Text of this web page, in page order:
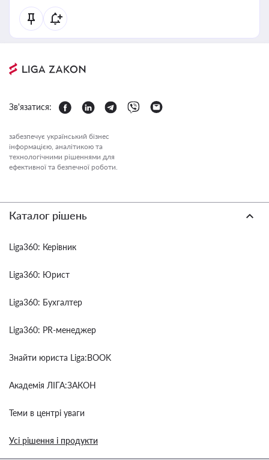
Зв'язатися:
забезпечує український бізнес
інформацією, аналітикою та
технологічними рішеннями для
ефективної та безпечної роботи.
Каталог рішень
Liga360: Керівник
Liga360: Юрист
Liga360: Бухгалтер
Liga360: PR-менеджер
Знайти юриста Liga:BOOK
Академія ЛІГА:ЗАКОН
Теми в центрі уваги
Усі рішення і продукти